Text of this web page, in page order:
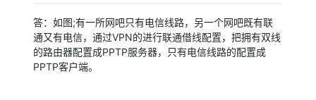
VPN上开启NAT的利弊？
答：如图;有一所网吧只有电信线路，另一个网吧既有联
通又有电信，通过VPN的进行联通借线配置，把拥有双线
的路由器配置成PPTP服务器，只有电信线路的配置成
PPTP客户端。